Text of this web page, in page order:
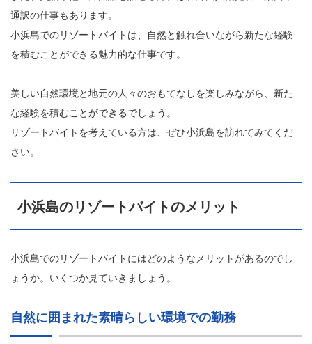
通訳の仕事もあります。
小浜島でのリゾートバイトは、自然と触れ合いながら新たな経験
を積むことができる魅力的な仕事です。
美しい自然環境と地元の人々のおもてなしを楽しみながら、新た
な経験を積むことができるでしょう。
リゾートバイトを考えている方は、ぜひ小浜島を訪れてみてくだ
さい。
小浜島のリゾートバイトのメリット
小浜島でのリゾートバイトにはどのようなメリットがあるのでし
ょうか。いくつか見ていきましょう。
自然に囲まれた素晴らしい環境での勤務